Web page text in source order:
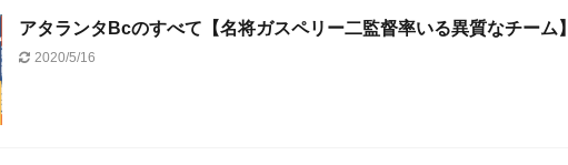
アタランタBcのすべて【名将ガスペリー二監督率いる異質なチーム】
2020/5/16